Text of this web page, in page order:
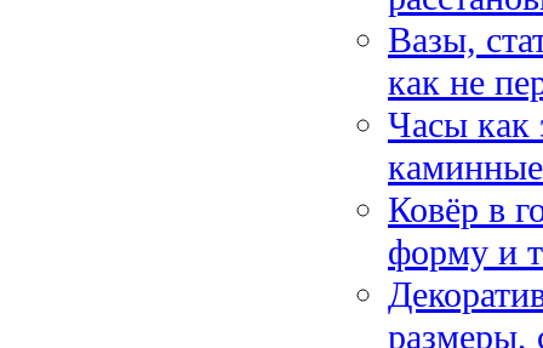
Вазы,
как не
Часы как
Ковёр в
форму и
размеры,